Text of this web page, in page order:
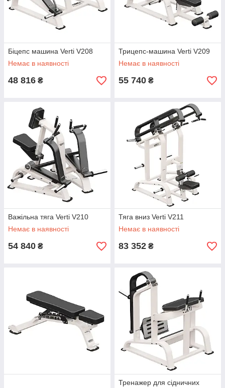
Біцепс машина Verti V208
Немає в наявності
48 816 ₴
Трицепс-машина Verti V209
Немає в наявності
55 740 ₴
Важільна тяга Verti V210
Немає в наявності
54 840 ₴
Тяга вниз Verti V211
Немає в наявності
83 352 ₴
Тренажер для сідничних